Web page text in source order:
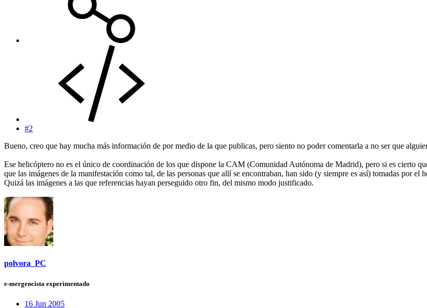
#2
Bueno, creo que hay mucha más información de por medio de la que publicas, pero siento no poder comentarla a no ser que
Ese helicóptero no es el único de coordinación de los que dispone la CAM (Comunidad Autónoma de Madrid), pero si es cierto
que las imágenes de la manifestación como tal, de las personas que allí se encontraban, han sido (y siempre es así) tomadas por
Quizá las imágenes a las que referencias hayan perseguido otro fin, del mismo modo justificado.
polvora_PC
e-mergencista experimentado
16 Jun 2005